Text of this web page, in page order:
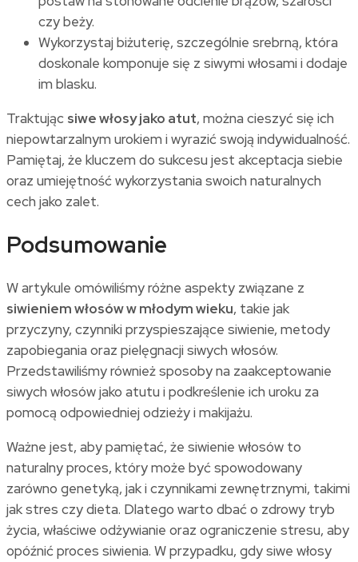
czy beży.
Wykorzystaj biżuterię, szczególnie srebrną, która
doskonale komponuje się z siwymi włosami i dodaje
im blasku.
Traktując siwe włosy jako atut, można cieszyć się ich
niepowtarzalnym urokiem i wyrazić swoją indywidualność.
Pamiętaj, że kluczem do sukcesu jest akceptacja siebie
oraz umiejętność wykorzystania swoich naturalnych
cech jako zalet.
Podsumowanie
W artykule omówiliśmy różne aspekty związane z
siwieniem włosów w młodym wieku, takie jak
przyczyny, czynniki przyspieszające siwienie, metody
zapobiegania oraz pielęgnacji siwych włosów.
Przedstawiliśmy również sposoby na zaakceptowanie
siwych włosów jako atutu i podkreślenie ich uroku za
pomocą odpowiedniej odzieży i makijażu.
Ważne jest, aby pamiętać, że siwienie włosów to
naturalny proces, który może być spowodowany
zarówno genetyką, jak i czynnikami zewnętrznymi, takimi
jak stres czy dieta. Dlatego warto dbać o zdrowy tryb
życia, właściwe odżywianie oraz ograniczenie stresu, aby
opóźnić proces siwienia. W przypadku, gdy siwe włosy